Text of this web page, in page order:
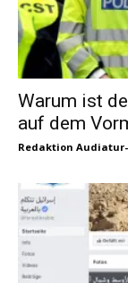
Warum ist
auf dem
Redaktion